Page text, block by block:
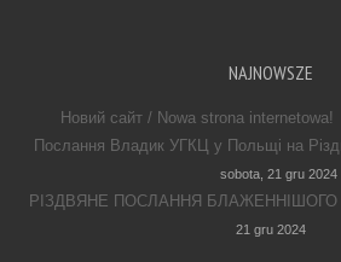
NAJNOWSZE
Новий сайт / Nowa strona internetowa!
Послання Владик УГКЦ у Польщі на
sobota, 21 gru 2024
РІЗДВЯНЕ ПОСЛАННЯ
21 gru 2024